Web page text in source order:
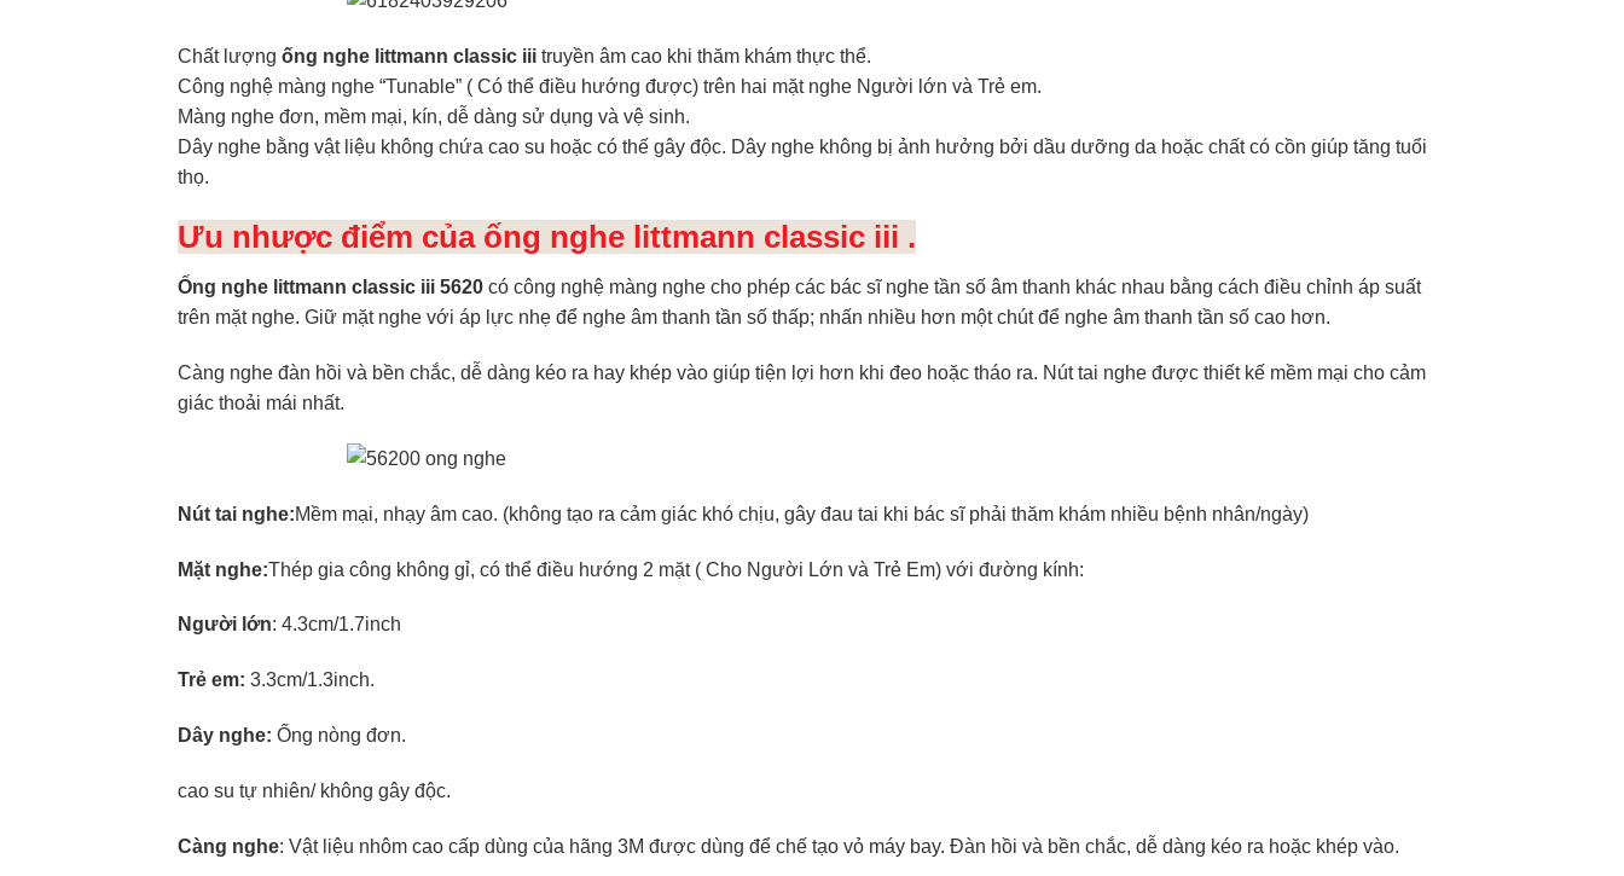
Chất lượng ống nghe littmann classic iii truyền âm cao khi thăm khám thực thể.
Công nghệ màng nghe “Tunable” ( Có thể điều hướng được) trên hai mặt nghe Người lớn và Trẻ em.
Màng nghe đơn, mềm mại, kín, dễ dàng sử dụng và vệ sinh.
Dây nghe bằng vật liệu không chứa cao su hoặc có thế gây độc. Dây nghe không bị ảnh hưởng bởi dầu dưỡng da hoặc chất có cồn giúp tăng tuổi
thọ.
Ưu nhược điểm của ống nghe littmann classic iii .
Ống nghe littmann classic iii 5620 có công nghệ màng nghe cho phép các bác sĩ nghe tần số âm thanh khác nhau bằng cách điều chỉnh áp suất
trên mặt nghe. Giữ mặt nghe với áp lực nhẹ để nghe âm thanh tần số thấp; nhấn nhiều hơn một chút để nghe âm thanh tần số cao hơn.
Càng nghe đàn hồi và bền chắc, dễ dàng kéo ra hay khép vào giúp tiện lợi hơn khi đeo hoặc tháo ra. Nút tai nghe được thiết kế mềm mại cho cảm
giác thoải mái nhất.
Nút tai nghe:Mềm mại, nhạy âm cao. (không tạo ra cảm giác khó chịu, gây đau tai khi bác sĩ phải thăm khám nhiều bệnh nhân/ngày)
Mặt nghe:Thép gia công không gỉ, có thể điều hướng 2 mặt ( Cho Người Lớn và Trẻ Em) với đường kính:
Người lớn: 4.3cm/1.7inch
Trẻ em: 3.3cm/1.3inch.
Dây nghe: Ống nòng đơn.
cao su tự nhiên/ không gây độc.
Càng nghe: Vật liệu nhôm cao cấp dùng của hãng 3M được dùng để chế tạo vỏ máy bay. Đàn hồi và bền chắc, dễ dàng kéo ra hoặc khép vào.